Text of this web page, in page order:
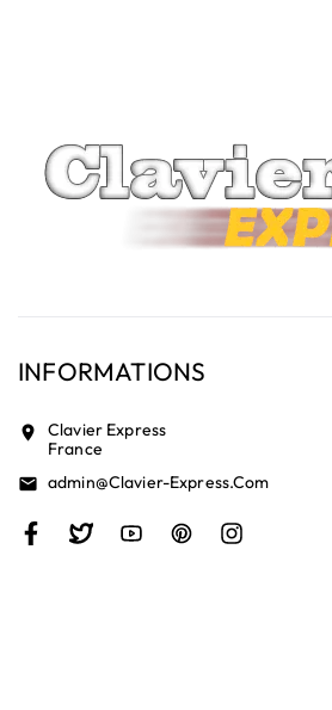
INFORMATIONS
location_on
Clavier Express
France
email Admin@clavier-Express.com